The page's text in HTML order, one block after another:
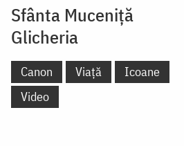
Sfânta Muceniță
Glicheria
Canon Viață
Icoane
Video